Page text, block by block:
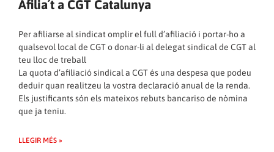
Afilia´t a CGT Catalunya
Per afiliarse al sindicat omplir el full d’afiliació i portar-ho a
qualsevol local de CGT o donar-li al delegat sindical de CGT al
teu lloc de treball
La quota d’afiliació sindical a CGT és una despesa que podeu
deduir quan realitzeu la vostra declaració anual de la renda.
Els justificants són els mateixos rebuts bancariso de nòmina
que ja teniu.
LLEGIR MÉS »